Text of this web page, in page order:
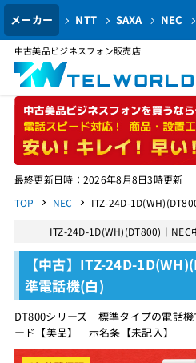
メーカー NTT SAXA NEC
中古美品ビジネスフォン販売店
最終更新日時：2026年8月8日3時更新
TOP
NEC ITZ-24D-
ITZ-24D-1D(WH)(DT800)｜
【中古】ITZ-24D-
準電話機(白)
DT800シリーズ 標準タイプの電話
ード【美品】 示名条【未記入】